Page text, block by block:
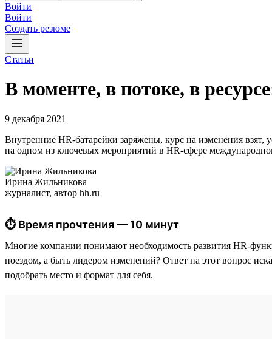
Войти
Войти
Создать резюме
Статьи
В моменте, в потоке, в
9 декабря 2021
Внутренние HR-батарейки заряжены, курс на изменения
на одном из ключевых мероприятий в HR-сфере
Ирина Жильникова
журналист, автор hh.ru
⏱ Время прочтения — 10 минут
Многие компании понимают необходимость развития HR-
поездом, а быть лидером изменений? Ответ на этот вопрос
подобрать место и формат для себя.